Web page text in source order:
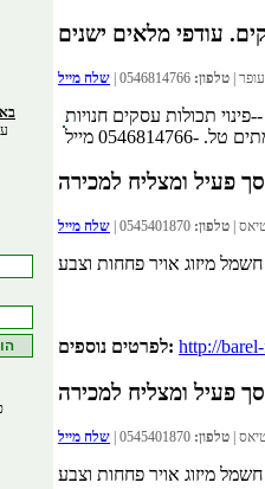
באתר
עודפי מלאים ישנים
| טלפון: 0546814766 | שלח מייל
תכולות עסקים חנויות
פעיל ומצליח למכירה
| טלפון: 0545401870 | שלח מייל
מיזוג אויר פחחות וצבע
לפרטים נוספים: http://
פעיל ומצליח למכירה
| טלפון: 0545401870 | שלח מייל
מיזוג אויר פחחות וצבע